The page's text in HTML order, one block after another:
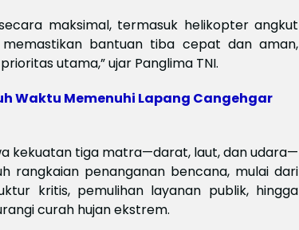
maksimal, termasuk helikopter angkut
bantuan tiba cepat dan aman,
utama,” ujar Panglima TNI.
Waktu Memenuhi Lapang Cangehgar
kekuatan tiga matra—darat, laut, dan udara—
rangkaian penanganan bencana, mulai dari
kritis, pemulihan layanan publik, hingga
curah hujan ekstrem.